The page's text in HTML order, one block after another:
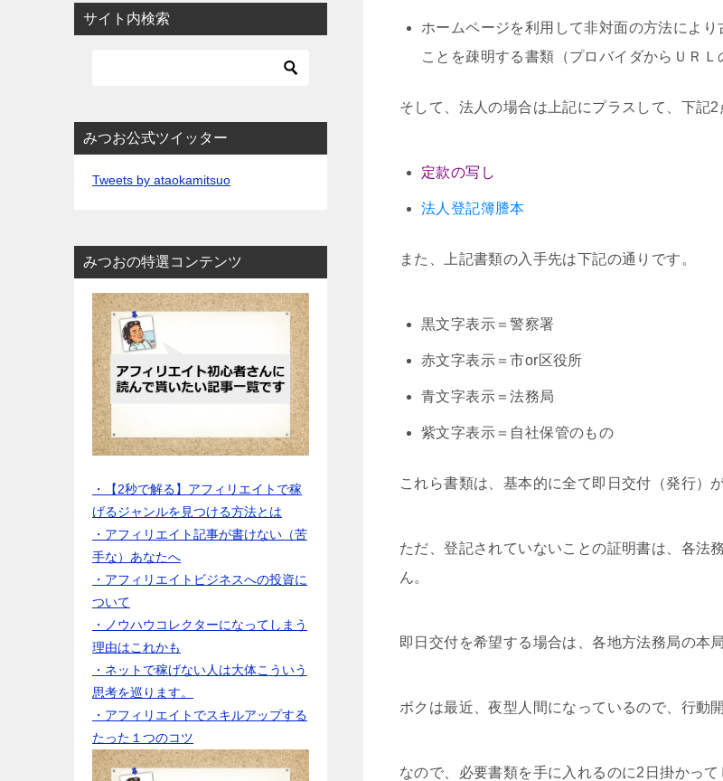
ホームページを利用して非対面の方法によ
ことを疎明する書類（プロバイダからＵＲＬ
そして、法人の場合は上記にプラスして、下記2
定款の写し
法人登記簿謄本
また、上記書類の入手先は下記の通りです。
黒文字表示＝警察署
赤文字表示＝市or区役所
青文字表示＝法務局
紫文字表示＝自社保管のもの
これら書類は、基本的に全て即日交付（発行）
ただ、登記されていないことの証明書は、各法
ん。
即日交付を希望する場合は、各地方法務局の本
ボクは最近、夜型人間になっているので、行動
なので、必要書類を手に入れるのに2日掛かっ
サイト内検索
みつお公式ツイッター
Tweets by ataokamitsuo
みつおの特選コンテンツ
・【2秒で解る】アフィリエイトで稼
げるジャンルを見つける方法とは
・アフィリエイト記事が書けない（苦
手な）あなたへ
・アフィリエイトビジネスへの投資に
ついて
・ノウハウコレクターになってしまう
理由はこれかも
・ネットで稼げない人は大体こういう
思考を巡ります。
・アフィリエイトでスキルアップする
たった１つのコツ